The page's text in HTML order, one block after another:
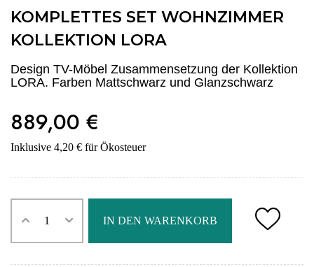
KOMPLETTES SET WOHNZIMMER
KOLLEKTION LORA
Design TV-Möbel Zusammensetzung der Kollektion
LORA. Farben Mattschwarz und Glanzschwarz
889,00 €
Inklusive 4,20 € für Ökosteuer
IN DEN WARENKORB